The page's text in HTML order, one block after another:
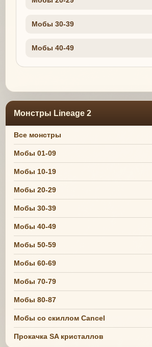
Мобы 30-39
Мобы 40-49
Монстры Lineage 2
Все монстры
Мобы 01-09
Мобы 10-19
Мобы 20-29
Мобы 30-39
Мобы 40-49
Мобы 50-59
Мобы 60-69
Мобы 70-79
Мобы 80-87
Мобы со скиллом Cancel
Прокачка SA кристаллов